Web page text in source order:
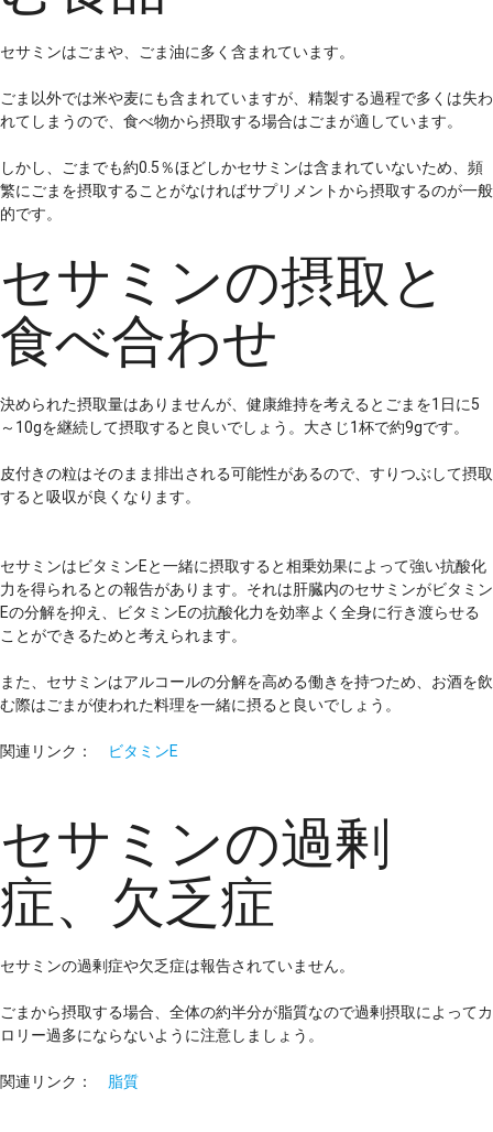
セサミンはごまや、ごま油に多く含まれています。
ごま以外では米や麦にも含まれていますが、精製する過程で多くは失わ
れてしまうので、食べ物から摂取する場合はごまが適しています。
しかし、ごまでも約0.5％ほどしかセサミンは含まれていないため、頻
繁にごまを摂取することがなければサプリメントから摂取するのが一般
的です。
セサミンの摂取と
食べ合わせ
決められた摂取量はありませんが、健康維持を考えるとごまを1日に5
～10gを継続して摂取すると良いでしょう。大さじ1杯で約9gです。
皮付きの粒はそのまま排出される可能性があるので、すりつぶして摂取
すると吸収が良くなります。
セサミンはビタミンEと一緒に摂取すると相乗効果によって強い抗酸化
力を得られるとの報告があります。それは肝臓内のセサミンがビタミン
Eの分解を抑え、ビタミンEの抗酸化力を効率よく全身に行き渡らせる
ことができるためと考えられます。
また、セサミンはアルコールの分解を高める働きを持つため、お酒を飲
む際はごまが使われた料理を一緒に摂ると良いでしょう。
関連リンク： ビタミンE
セサミンの過剰
症、欠乏症
セサミンの過剰症や欠乏症は報告されていません。
ごまから摂取する場合、全体の約半分が脂質なので過剰摂取によってカ
ロリー過多にならないように注意しましょう。
関連リンク： 脂質